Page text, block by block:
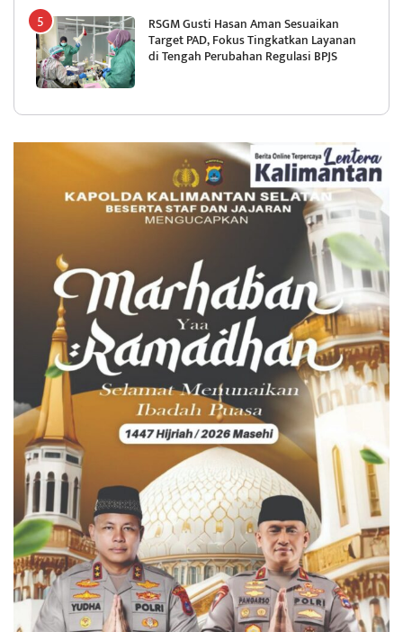
RSGM Gusti Hasan Aman Sesuaikan
Target PAD, Fokus Tingkatkan Layanan
di Tengah Perubahan Regulasi BPJS